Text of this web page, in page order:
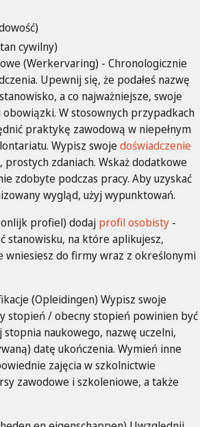
cywilny)
(Werkervaring) - Chronologicznie
Upewnij się, że podałeś nazwę
a co najważniejsze, swoje
W stosownych przypadkach
praktykę zawodową w niepełnym
Wypisz swojedoświadczenie
zdaniach. Wskaż dodatkowe
zdobyte podczas pracy. Aby uzyskać
wygląd, użyj wypunktowań.
profiel) dodaj profil osobisty -
stanowisku, na które aplikujesz,
wniesiesz do firmy wraz z określonymi
(Opleidingen) Wypisz swoje
stopień / obecny stopień powinien być
naukowego, nazwę uczelni,
datę ukończenia. Wymień inne
zajęcia w szkolnictwie
zawodowe i szkoleniowe, a także